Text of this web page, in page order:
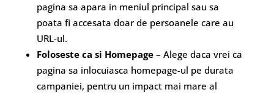
pagina sa apara in meniul principal sau sa
poata fi accesata doar de persoanele care au
URL-ul.
Foloseste ca si Homepage– Alege daca vrei ca
pagina sa inlocuiasca homepage-ul pe durata
campaniei, pentru un impact mai mare al